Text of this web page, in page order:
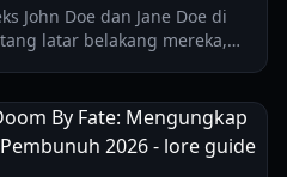
John Doe dan Jane Doe di
latar belakang mereka,